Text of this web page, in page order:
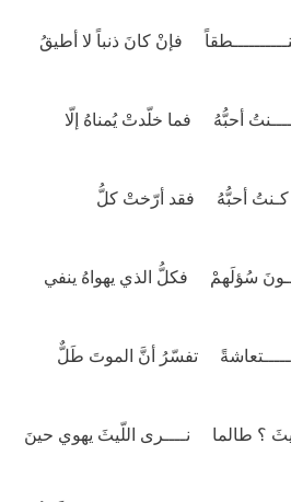
فإنْ كانَ ذنباً لا أطيقُ
أحبُّهُ فما خلّدتْ يُمناهُ إلّا
كـنتُ أحبُّهُ فقد أرّختْ كلُّ
سُؤلَهمْ فكلُّ الذي يهواهُ ينفي
تفسّرُ أنَّ الموتَ طَلٌّ
؟ طالما نــــرى اللّيثَ يهوي حينَ